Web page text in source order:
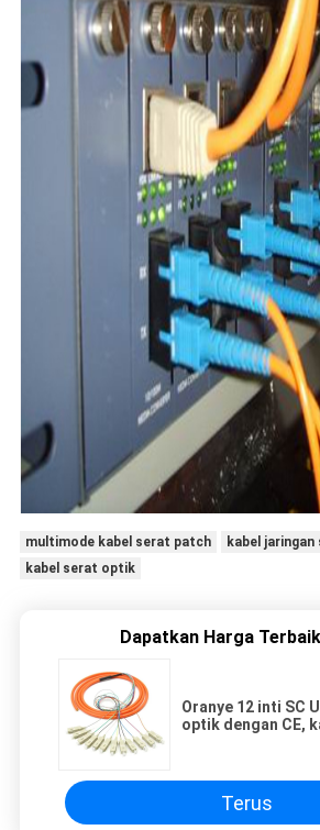
multimode kabel serat patch
kabel
kabel serat optik
Dapatkan Harga
Oranye 12 inti SC
optik dengan CE,
Terus